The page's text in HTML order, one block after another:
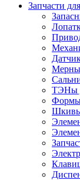
Запчасти
ТЭНы
Формы
Шкивы